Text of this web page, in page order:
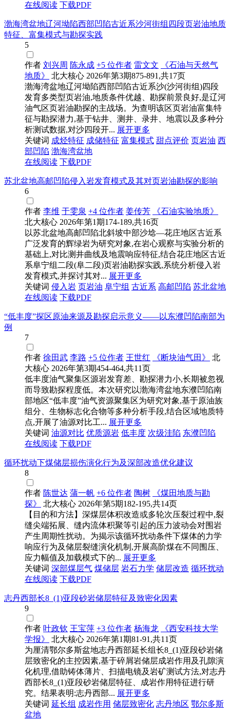
在线阅读 下载PDF
渤海湾盆地辽河坳陷西部凹陷古近系沙河街组四段页岩油地质
特征、富集模式与勘探实践
5
作者 刘兴周 陈永成 +5 位作者 雷文文
《石油与天然气
地质》
北大核心 2026年第3期875-891,共17页
渤海湾盆地辽河坳陷西部凹陷古近系沙(沙河街组)四段
发育多类型页岩油,地质条件优越、勘探前景良好,是辽河
油气区页岩油勘探的主战场。为查明该区页岩油富集特
征与勘探潜力,基于钻井、测井、录井、地震以及多种分
析测试数据,对沙四段开... 展开更多
关键词 成烃特征 成储特征 富集模式 甜点评价 页岩油 西
部凹陷 渤海湾盆地
在线阅读 下载PDF
苏北盆地高邮凹陷侵入岩发育模式及其对页岩油勘探的影响
6
作者 李维 于雯泉 +4 位作者 姜传芳
《石油实验地质》
北大核心 2026年第1期174-189,共16页
以苏北盆地高邮凹陷北斜坡中部沙埝—花庄地区古近系
广泛发育的辉绿岩为研究对象,在岩心观察与实验分析的
基础上,对比测井曲线及地震响应特征,结合花庄地区古近
系阜宁组二段(阜二段)页岩油勘探实践,系统分析侵入岩
发育模式,并探讨其对... 展开更多
关键词 侵入岩 页岩油 阜宁组 古近系 高邮凹陷 苏北盆地
在线阅读 下载PDF
“低丰度”探区原油来源及勘探启示意义——以东濮凹陷南部为
例
7
作者 徐田武 李路 +5 位作者 王世红 《断块油气田》
北
大核心 2026年第3期454-464,共11页
低丰度油气聚集区源岩发育差、勘探潜力小,长期被忽视
而导致勘探程度低。本次研究以渤海湾盆地东濮凹陷南
部地区“低丰度”油气资源聚集区为研究对象,基于原油族
组分、生物标志化合物等多种分析手段,结合区域地质特
点,开展了油源对比工... 展开更多
关键词 油源对比 优质源岩 低丰度 次级洼陷 东濮凹陷
在线阅读 下载PDF
循环扰动下煤储层损伤演化行为及深部改造优化建议
8
作者 陈世达 蒲一帆 +6 位作者 陶树
《煤田地质与勘
探》
北大核心 2026年第5期182-195,共14页
【目的和方法】深煤层体积改造或多轮次压裂过程中,裂
缝尖端拓展、缝内流体积聚等引起的压力波动会对围岩
产生周期性扰动。为揭示该循环扰动条件下煤体的力学
响应行为及储层裂缝演化机制,开展高阶煤在不同围压、
应力幅值及加载模式下的... 展开更多
关键词 深部煤层气 煤储层 岩石力学 储层改造 循环扰动
在线阅读 下载PDF
志丹西部长8_(1)亚段砂岩储层特征及致密化因素
9
作者 叶政钦 王宝萍 +3 位作者 杨海龙
《西安科技大学
学报》
北大核心 2026年第1期81-91,共11页
为厘清鄂尔多斯盆地志丹西部延长组长8_(1)亚段砂岩储
层致密化的主控因素,基于碎屑岩储层成岩作用及孔隙演
化机理,借助铸体薄片、扫描电镜及岩矿测试方法,对志丹
西部长8_(1)亚段砂岩储层特征、成岩作用特征进行研
究。结果表明:志丹西部... 展开更多
关键词 延长组 成岩作用 储层致密化 志丹地区 鄂尔多斯
盆地